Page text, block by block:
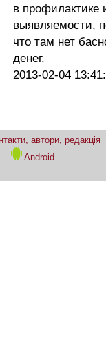
в профилактике
выявляемости,
что там нет
денег.
2013-02-04
автори, редакція
Android